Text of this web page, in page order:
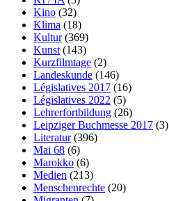
Kino (32)
Klima (18)
Kultur(369)
Kunst (143)
Kurzfilmtage (2)
Landeskunde (146)
Législatives 2017 (16)
Législatives 2022 (5)
Lehrerfortbildung (26)
Leipziger Buchmesse 2017 (3)
Literatur(396)
Mai 68 (6)
Marokko (6)
Medien (213)
Menschenrechte (20)